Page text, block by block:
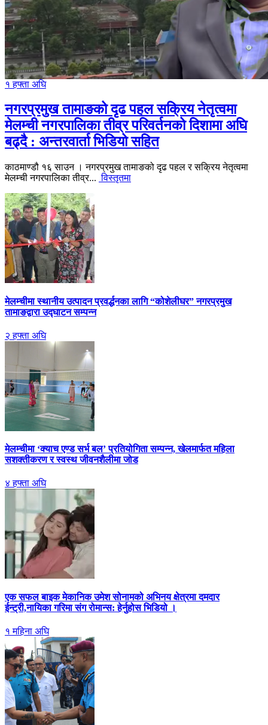
१ हफ्ता अघि
नगरप्रमुख तामाङको दृढ पहल सक्रिय नेतृत्वमा
मेलम्ची नगरपालिका तीव्र परिवर्तनको दिशामा अघि
बढ्दै : अन्तरवार्ता भिडियो सहित
काठमाण्डौ १६ साउन । नगरप्रमुख तामाङको दृढ पहल र सक्रिय नेतृत्वमा
मेलम्ची नगरपालिका तीव्र... विस्तृतमा
मेलम्चीमा स्थानीय उत्पादन प्रवर्द्धनका लागि “कोशेलीघर” नगरप्रमुख
तामाङद्वारा उद्घाटन सम्पन्न
२ हफ्ता अघि
मेलम्चीमा ‘क्याच एण्ड सर्भ बल’ प्रतियोगिता सम्पन्न, खेलमार्फत महिला
सशक्तीकरण र स्वस्थ जीवनशैलीमा जोड
४ हफ्ता अघि
एक सफल बाइक मेकानिक उमेश सोनामको अभिनय क्षेत्रमा दमदार
ईन्ट्री,नायिका गरिमा संग रोमान्स: हेर्नुहोस भिडियो ।
१ महिना अघि